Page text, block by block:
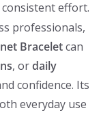
effort.
professionals,
Braceletcan
, ordaily
confidence. Its
everyday use